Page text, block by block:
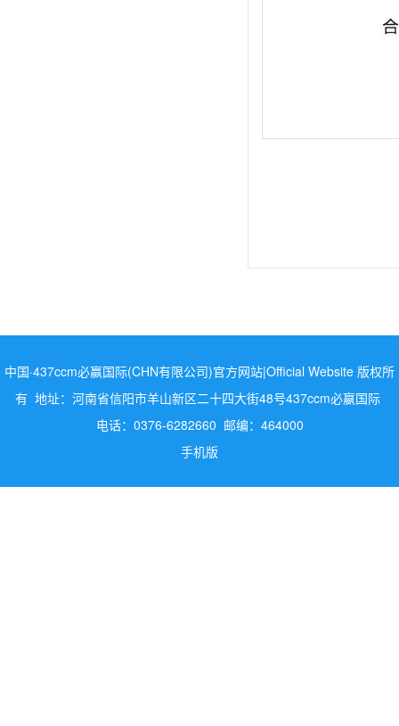
中国·437ccm必赢国际(CHN有限公司)官方网站|Official Website 版权所
有 地址：河南省信阳市羊山新区二十四大街48号437ccm必嬴国际
电话：0376-6282660 邮编：464000
手机版